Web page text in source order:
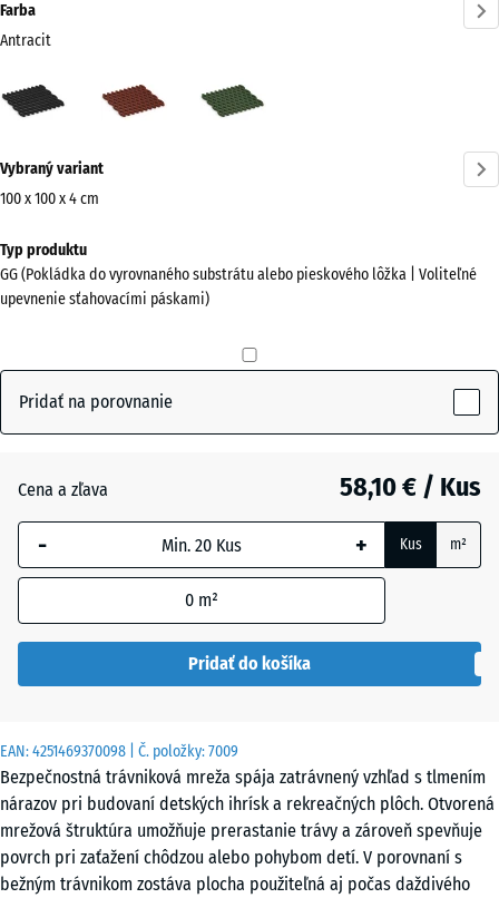
EAN:4251469370098 | Č. položky:7009
Bezpečnostná trávniková mreža spája zatrávnený vzhľad s tlmením
nárazov pri budovaní detských ihrísk a rekreačných plôch. Otvorená
mrežová štruktúra umožňuje prerastanie trávy a zároveň spevňuje
povrch pri zaťažení chôdzou alebo pohybom detí. V porovnaní s
bežným trávnikom zostáva plocha použiteľná aj počas daždivého
Farba
Antracit
(active)
červená
informácií
o
Zobraziť
farebnú
Antracit(active)
červená
+ 4,30 €
Vybraný variant
100 x 100 x 4 cm
na
prepravu
1000
Vybraná
dimenzia s
modrým
orámovaním
na výpočet
(pokiaľ nie
uvedené
inak).
100
x
100
Typ produktu
GG (Pokládka do vyrovnaného substrátu alebo pieskového lôžka | Voliteľné
upevnenie sťahovacími páskami)
Pridať na porovnanie
Cena a zľava 58,10 € / Kus
- + Kus m²
0 m²
Pridať do košíka